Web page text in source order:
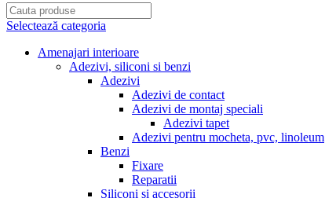
Selectează categoria
Amenajari interioare
Adezivi, siliconi si benzi
Adezivi
Adezivi de contact
Adezivi de montaj speciali
Adezivi tapet
Adezivi pentru mocheta, pvc, linoleum
Benzi
Fixare
Reparatii
Siliconi si accesorii